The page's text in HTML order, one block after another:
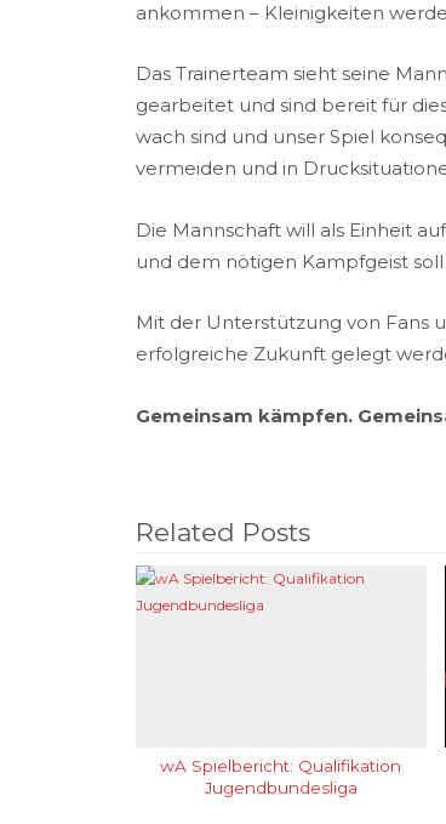
ankommen – Kleinigkeiten
Das Trainerteam sieht seine
gearbeitet und sind bereit für
wach sind und unser Spiel
vermeiden und in
Die Mannschaft will als Einheit
und dem nötigen Kampfgeist
Mit der Unterstützung von Fans
erfolgreiche Zukunft gelegt
Gemeinsam kämpfen.
Related Posts
wA Spielbericht: Qualifikation
Jugendbundesliga